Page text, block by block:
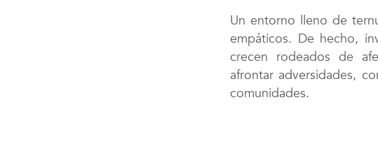
Un entorno lleno de
empáticos. De hecho,
crecen rodeados de
afrontar adversidades,
comunidades.